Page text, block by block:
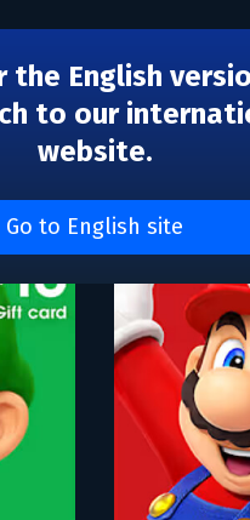
English
to our
website.
Go to English site
Nintendo